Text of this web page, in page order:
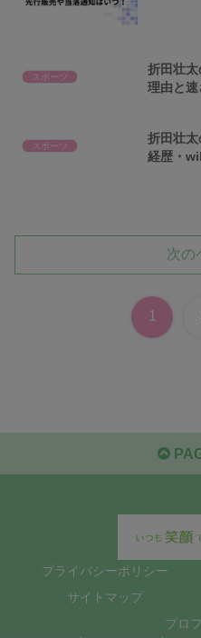
スポーツ
折田壮太
理由と速
スポーツ
折田壮太
経歴・
次の
1
プライバシーポリシー
サイトマップ
プロ